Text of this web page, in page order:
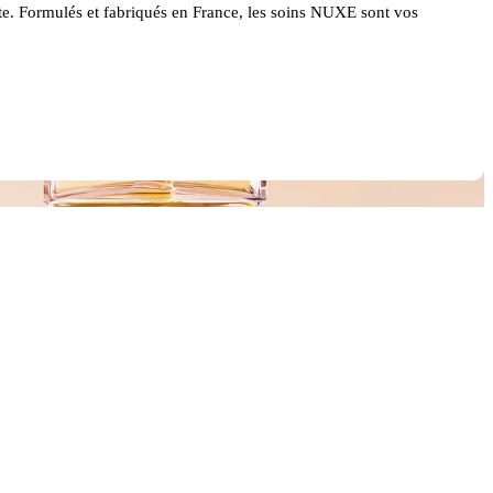
Formulés et fabriqués en France, les soins NUXE sont vos